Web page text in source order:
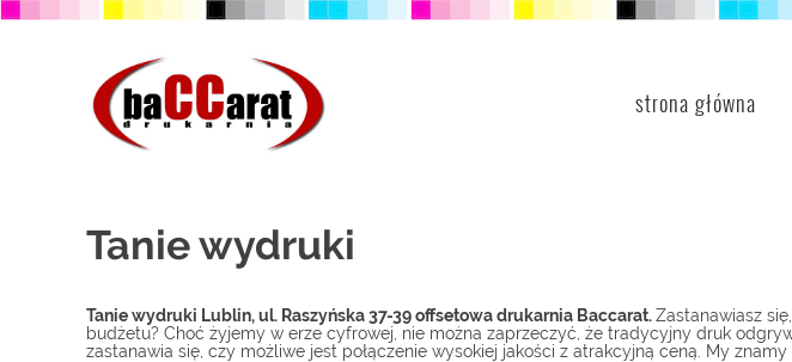
Przejdź
strona główna
Tanie wydruki
Tanie wydruki Lublin, ul. Raszyńska 37-39 offsetowa drukarnia Baccarat.Zastanawiasz
budżetu? Choć żyjemy w erze cyfrowej, nie można zaprzeczyć, że tradycyjny druk
zastanawia się, czy możliwe jest połączenie wysokiej jakości z atrakcyjną ceną. My